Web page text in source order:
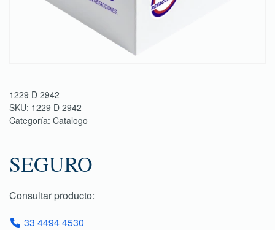
1229 D 2942
SKU: 1229 D 2942
Categoría: Catalogo
SEGURO
Consultar producto:
33 4494 4530